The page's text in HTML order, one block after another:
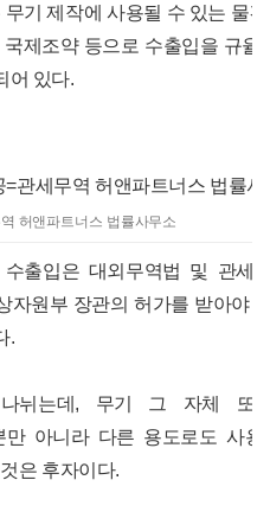
기 제작에 사용될 수 있는 물
제조약 등으로 수출입을 규
어 있다.
허앤파트너스 법률사무소
출입은 대외무역법 및 관세
자원부 장관의 허가를 받아야
.
뉘는데, 무기 그 자체 또
만 아니라 다른 용도로도 사
은 후자이다.